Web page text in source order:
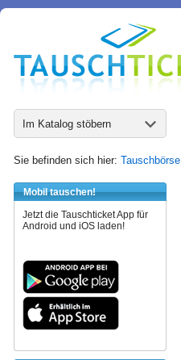
Im Katalog stöbern
Sie befinden sich hier: Tauschbörse
Mobil tauschen!
Jetzt die Tauschticket App für
Android und iOS laden!